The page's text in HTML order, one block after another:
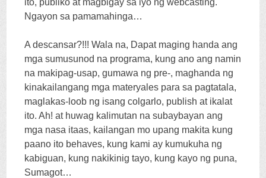
Ngayon sa pamamahinga…
A descansar?!!! Wala na, Dapat maging handa ang
mga sumusunod na programa, kung ano ang namin
na makipag-usap, gumawa ng pre-, maghanda ng
kinakailangang mga materyales para sa pagtatala,
maglakas-loob ng isang colgarlo, publish at ikalat
ito.Ah! at huwag kalimutan na subaybayan ang
mga nasa itaas, kailangan mo upang makita kung
paano ito behaves, kung kami ay kumukuha ng
kabiguan, kung nakikinig tayo, kung kayo ng puna,
Sumagot…